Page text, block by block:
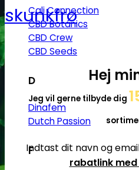
Cali Connection
CBD Botanics
CBD Crew
CBD Seeds
D
Dinafem
Dutch Passion
F
skunkfrø
Hej
Jeg vil gerne tilbyde dig
Indtast dit navn og
rabatlink